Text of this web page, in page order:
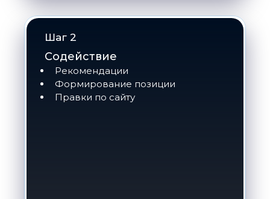
Шаг 2
Содействие
Рекомендации
Формирование позиции
Правки по сайту